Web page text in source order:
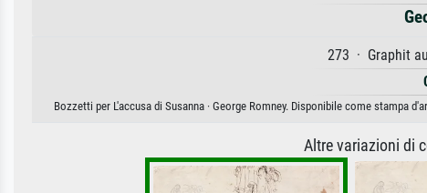
273 · Graphit
Bozzetti per L'accusa di Susanna · George Romney. Disponibile come
Altre variazioni di